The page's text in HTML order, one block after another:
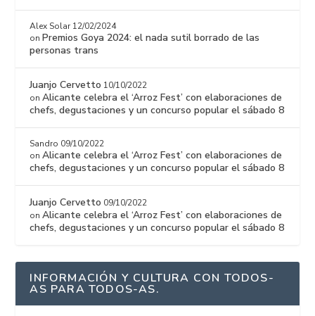
Alex Solar 12/02/2024
on Premios Goya 2024: el nada sutil borrado de las
personas trans
Juanjo Cervetto 10/10/2022
onAlicante celebra el ‘Arroz Fest’ con elaboraciones de
chefs, degustaciones y un concurso popular el sábado 8
Sandro 09/10/2022
onAlicante celebra el ‘Arroz Fest’ con elaboraciones de
chefs, degustaciones y un concurso popular el sábado 8
Juanjo Cervetto 09/10/2022
onAlicante celebra el ‘Arroz Fest’ con elaboraciones de
chefs, degustaciones y un concurso popular el sábado 8
INFORMACIÓN Y CULTURA CON TODOS-
AS PARA TODOS-AS.